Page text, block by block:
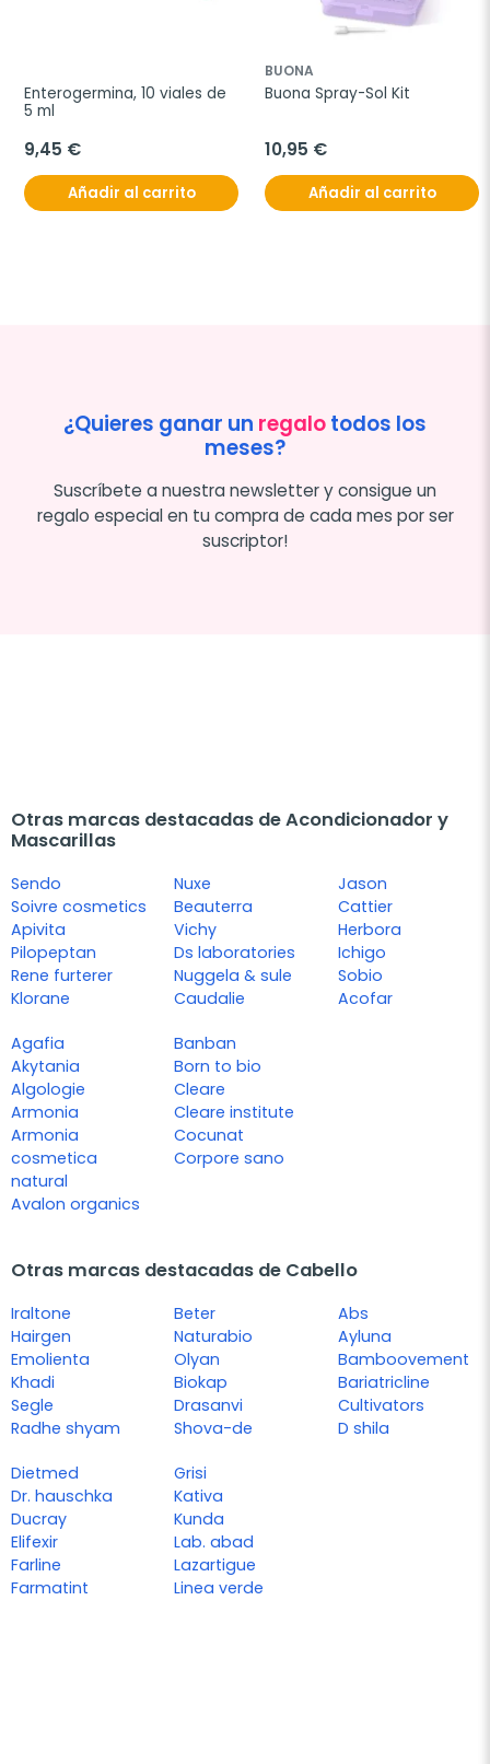
Enterogermina, 10 viales de
5 ml
9,45 €
Añadir al carrito
BUONA
Buona Spray-Sol Kit
10,95 €
Añadir al carrito
¿Quieres ganar un regalotodos los
meses?
Suscríbete a nuestra newsletter y consigue un
regalo especial en tu compra de cada mes por ser
suscriptor!
Otras marcas destacadas de Acondicionador y
Mascarillas
Sendo
Soivre cosmetics
Apivita
Pilopeptan
Rene furterer
Klorane
Nuxe
Beauterra
Vichy
Ds laboratories
Nuggela & sule
Caudalie
Jason
Cattier
Herbora
Ichigo
Sobio
Acofar
Agafia
Akytania
Algologie
Armonia
Armonia
cosmetica
natural
Avalon organics
Banban
Born to bio
Cleare
Cleare institute
Cocunat
Corpore sano
Otras marcas destacadas de Cabello
Iraltone
Hairgen
Emolienta
Khadi
Segle
Radhe shyam
Beter
Naturabio
Olyan
Biokap
Drasanvi
Shova-de
Abs
Ayluna
Bamboovement
Bariatricline
Cultivators
D shila
Dietmed
Dr. hauschka
Ducray
Elifexir
Farline
Farmatint
Grisi
Kativa
Kunda
Lab. abad
Lazartigue
Linea verde